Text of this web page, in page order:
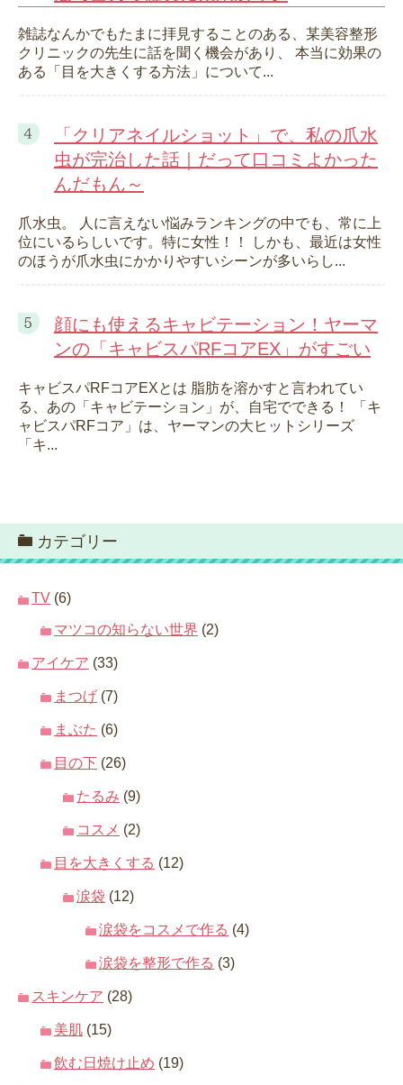
雑誌なんかでもたまに拝見することのある、某美容整形
クリニックの先生に話を聞く機会があり、 本当に効果の
ある「目を大きくする方法」について...
「クリアネイルショット」で、私の爪水
虫が完治した話｜だって口コミよかった
んだもん～
爪水虫。 人に言えない悩みランキングの中でも、常に上
位にいるらしいです。特に女性！！ しかも、最近は女性
のほうが爪水虫にかかりやすいシーンが多いらし...
顔にも使えるキャビテーション！ヤーマ
ンの「キャビスパRFコアEX」がすごい
キャビスパRFコアEXとは 脂肪を溶かすと言われてい
る、あの「キャビテーション」が、自宅でできる！ 「キ
ャビスパRFコア」は、ヤーマンの大ヒットシリーズ
「キ...
カテゴリー
TV (6)
マツコの知らない世界 (2)
アイケア (33)
まつげ (7)
まぶた (6)
目の下 (26)
たるみ (9)
コスメ (2)
目を大きくする (12)
涙袋 (12)
涙袋をコスメで作る (4)
涙袋を整形で作る (3)
スキンケア (28)
美肌 (15)
飲む日焼け止め (19)